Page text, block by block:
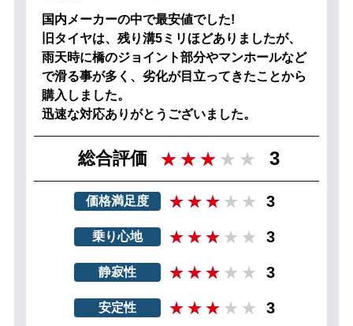
国内メーカーの中で最安値でした!
旧タイヤは、残り溝5ミリほどありましたが、
雨天時に橋のジョイント部分やマンホールなど
で滑る事が多く、劣化が目立ってきたことから
購入しました。
迅速な対応ありがとうございました。
総合評価 3
価格満足度 3
乗り心地 3
静寂性 3
安定性 3